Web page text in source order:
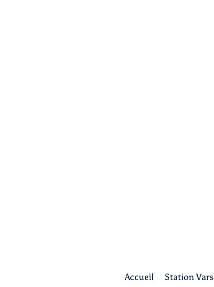
Accueil Station Vars